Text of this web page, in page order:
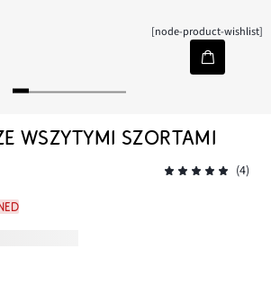
[node-product-wishlist]
WSZYTYMI SZORTAMI
(4)